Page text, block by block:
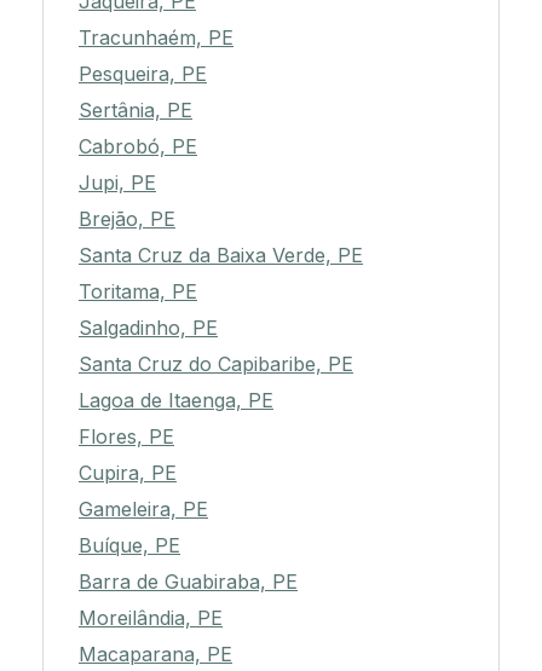
Tracunhaém, PE
Pesqueira, PE
Sertânia, PE
Cabrobó, PE
Jupi, PE
Brejão, PE
Santa Cruz da Baixa Verde, PE
Toritama, PE
Salgadinho, PE
Santa Cruz do Capibaribe, PE
Lagoa de Itaenga, PE
Flores, PE
Cupira, PE
Gameleira, PE
Buíque, PE
Barra de Guabiraba, PE
Moreilândia, PE
Macaparana, PE